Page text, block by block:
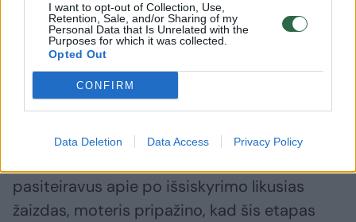
I want to opt-out of Collection, Use,
Retention, Sale, and/or Sharing of my
Personal Data that Is Unrelated with the
Purposes for which it was collected.
Opted Out
CONFIRM
Data Deletion Data Access Privacy Policy
auditorija socialiniuose tinkluose ji nevengia
ir jautresnių temų, susijusių su nutrūkusiais
santykiais su vyru Andriumi Voveriu.
Ketvirtadienį sekėjams suteikusi progą
užduoti klausimus Ieva sulaukė nemažai jų
pasiteiravus apie po išsiskyrimo likusias
žaizdas, moteris pripažino, kad šis etapas